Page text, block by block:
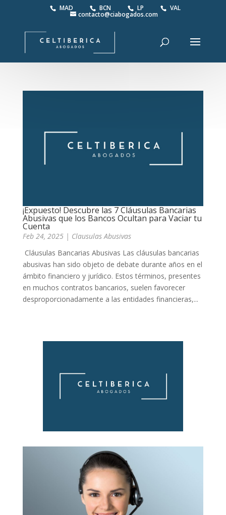
MAD BCN LP VAL
contacto@ciabogados.com
¡Expuesto! Descubre las 7 Cláusulas Bancarias
Abusivas que los Bancos Ocultan para Vaciar tu
Cuenta
Feb 24, 2025| Clausulas Abusivas
Cláusulas Bancarias Abusivas Las cláusulas bancarias
abusivas han sido objeto de debate durante años en el
ámbito financiero y jurídico. Estos términos, presentes
en muchos contratos bancarios, suelen favorecer
desproporcionadamente a las entidades financieras,...